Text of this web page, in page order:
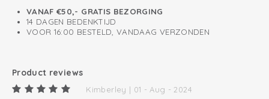
VANAF €50,- GRATIS BEZORGING
14 DAGEN BEDENKTIJD
VOOR 16:00 BESTELD, VANDAAG VERZONDEN
Product reviews
Kimberley | 01 - Aug - 2024